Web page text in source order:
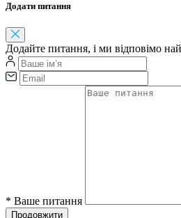
Додати питання
Додайте питання, і ми відповімо
* Ваше питання
Продовжити